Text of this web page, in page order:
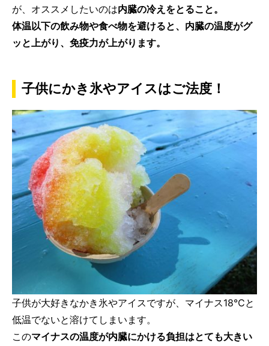
が、オススメしたいのは内臓の冷えをとること。
体温以下の飲み物や食べ物を避けると、内臓の温度がグ
ッと上がり、免疫力が上がります。
子供にかき氷やアイスはご法度！
子供が大好きなかき氷やアイスですが、マイナス18℃と
低温でないと溶けてしまいます。
このマイナスの温度が内臓にかける負担はとても大きい